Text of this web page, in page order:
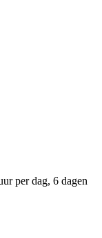
per dag, 6 dagen